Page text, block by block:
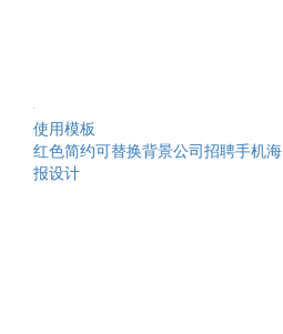
使用模板
红色简约可替换背景公司招聘手机海
报设计